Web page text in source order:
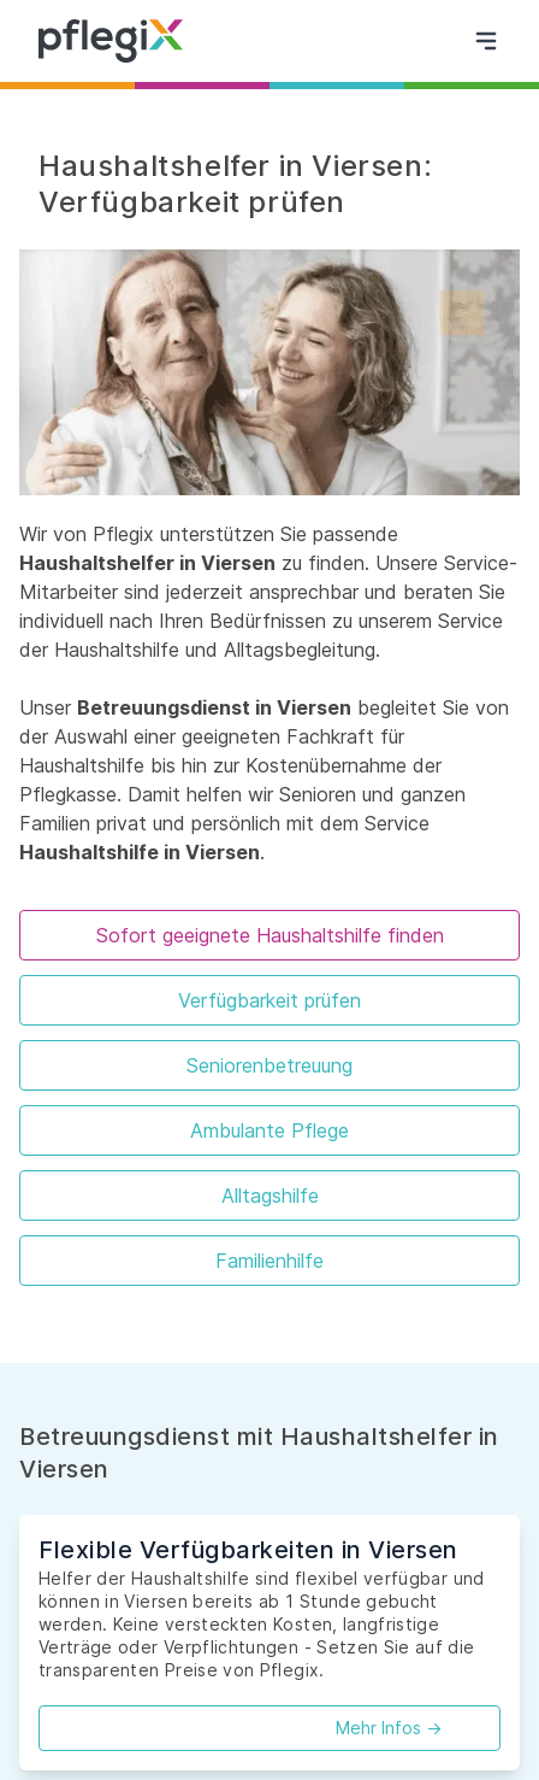
Haushaltshelfer in Viersen:
Verfügbarkeit prüfen
Wir von Pflegix unterstützen Sie passende
Haushaltshelfer in Viersen zu finden. Unsere Service-
Mitarbeiter sind jederzeit ansprechbar und beraten Sie
individuell nach Ihren Bedürfnissen zu unserem Service
der Haushaltshilfe und Alltagsbegleitung.
Unser Betreuungsdienst in Viersen begleitet Sie von
der Auswahl einer geeigneten Fachkraft für
Haushaltshilfe bis hin zur Kostenübernahme der
Pflegkasse. Damit helfen wir Senioren und ganzen
Familien privat und persönlich mit dem Service
Haushaltshilfe in Viersen.
Sofort geeignete Haushaltshilfe finden
Verfügbarkeit prüfen
Seniorenbetreuung
Ambulante Pflege
Alltagshilfe
Familienhilfe
Betreuungsdienst mit Haushaltshelfer in
Viersen
Flexible Verfügbarkeiten in Viersen
Helfer der Haushaltshilfe sind flexibel verfügbar und
können in Viersen bereits ab 1 Stunde gebucht
werden. Keine versteckten Kosten, langfristige
Verträge oder Verpflichtungen - Setzen Sie auf die
transparenten Preise von Pflegix.
Mehr Infos ->